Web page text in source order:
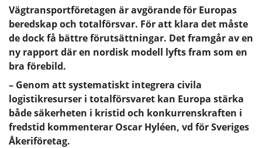
Vägtransportföretagen är avgörande för Europas
beredskap och totalförsvar. För att klara det måste
de dock få bättre förutsättningar. Det framgår av en
ny rapport där en nordisk modell lyfts fram som en
bra förebild.
– Genom att systematiskt integrera civila
logistikresurser i totalförsvaret kan Europa stärka
både säkerheten i kristid och konkurrenskraften i
fredstid kommenterar Oscar Hyléen, vd för Sveriges
Åkeriföretag.